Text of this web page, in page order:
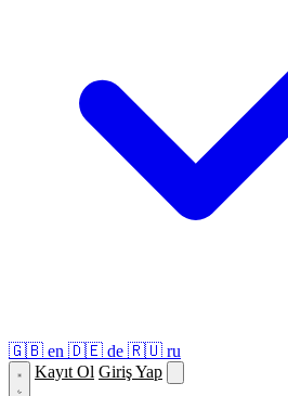
🇬🇧 en 🇩🇪 de 🇷🇺 ru
Kayıt Ol Giriş Yap